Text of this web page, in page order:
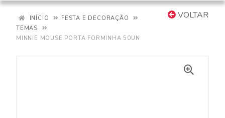
VOLTAR
INÍCIO
FESTA E DECORAÇÃO
TEMAS
MINNIE MOUSE PORTA FORMINHA 50UN